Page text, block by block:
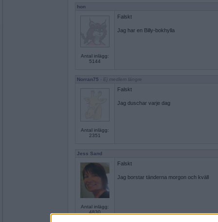
hon
Antal inlägg:
5144
Falskt
Jag har en Billy-bokhylla
Norran75 - Ej medlem längre
Antal inlägg:
2351
Falskt
Jag duschar varje dag
Jess Sand
Antal inlägg:
4830
Falskt
Jag borstar tänderna morgon och kväll